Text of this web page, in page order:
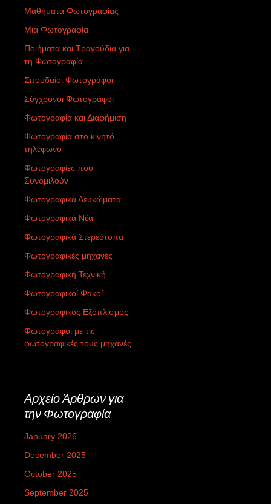
Μαθήματα Φωτογραφίας
Μια Φωτογραφία
Ποιήματα και Τραγούδια για
τη Φωτογραφία
Σπουδαίοι Φωτογράφοι
Σύγχρονοι Φωτογράφοι
Φωτογραφία και Διαφήμιση
Φωτογραφία στο κινητό
τηλέφωνο
Φωτογραφίες που
Συνομιλούν
Φωτογραφικά Λευκώματα
Φωτογραφικά Νέα
Φωτογραφικά Στερεότυπα
Φωτογραφικές μηχανές
Φωτογραφική Τεχνική
Φωτογραφικοί Φακοί
Φωτογραφικός Εξοπλισμός
Φωτογράφοι με τις
φωτογραφικές τους μηχανές
Αρχείο Άρθρων για
την Φωτογραφία
January 2026
December 2025
October 2025
September 2025